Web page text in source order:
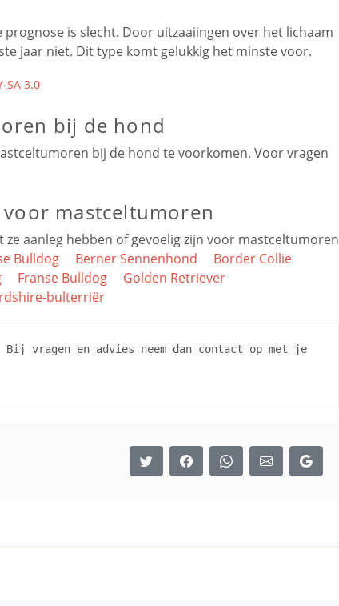
prognose is slecht. Door uitzaaiingen over het lichaam
jaar niet. Dit type komt gelukkig het minste voor.
SA 3.0
bij de hond
bij de hond te voorkomen. Voor vragen
mastceltumoren
aanleg hebben of gevoelig zijn voor mastceltumoren
Bulldog Berner Sennenhond
Border Collie
Franse Bulldog
Golden Retriever
bulterriër
vragen en advies neem dan contact op met je